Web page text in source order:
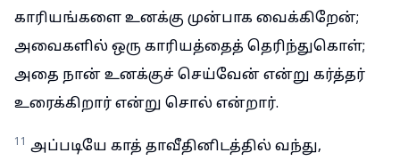
காரியங்களை உனக்கு முன்பாக வைக்கிறேன்;
அவைகளில் ஒரு காரியத்தைத் தெரிந்துகொள்;
அதை நான் உனக்குச் செய்வேன் என்று கர்த்தர்
உரைக்கிறார் என்று சொல் என்றார்.
11 அப்படியே காத் தாவீதினிடத்தில் வந்து,